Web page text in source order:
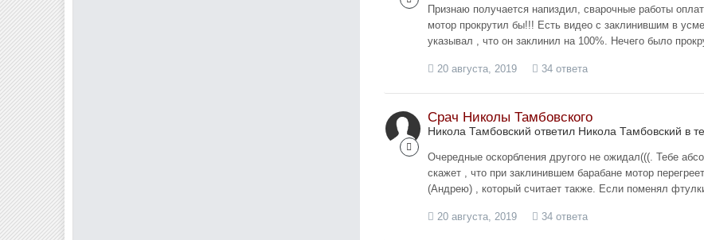
Признаю получается напиздил, сварочные работы
мотор прокрутил бы!!! Есть видео с заклинившим в
указывал , что он заклинил на 100%. Нечего было
20 августа, 2019 34 ответа
Срач Николы Тамбовского
Никола Тамбовский ответил Никола Тамбовский в
Очередные оскорбления другого не ожидал(((. Тебе
скажет , что при заклинившем барабане мотор
(Андрею) , который считает также. Если поменял
20 августа, 2019 34 ответа